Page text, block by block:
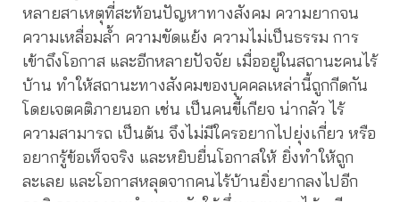
หลายสาเหตุที่สะท้อนปัญหาทางสังคม ความยากจน
ความเหลื่อมล้ำ ความขัดแย้ง ความไม่เป็นธรรม การ
เข้าถึงโอกาส และอีกหลายปัจจัย เมื่ออยู่ในสถานะคนไร้
บ้าน ทำให้สถานะทางสังคมของบุคคลเหล่านี้ถูกกีดกัน
โดยเจตคติภายนอก เช่น เป็นคนขี้เกียจ น่ากลัว ไร้
ความสามารถ เป็นต้น จึงไม่มีใครอยากไปยุ่งเกี่ยว หรือ
อยากรู้ข้อเท็จจริง และหยิบยื่นโอกาสให้ ยิ่งทำให้ถูก
ละเลย และโอกาสหลุดจากคนไร้บ้านยิ่งยากลงไปอีก